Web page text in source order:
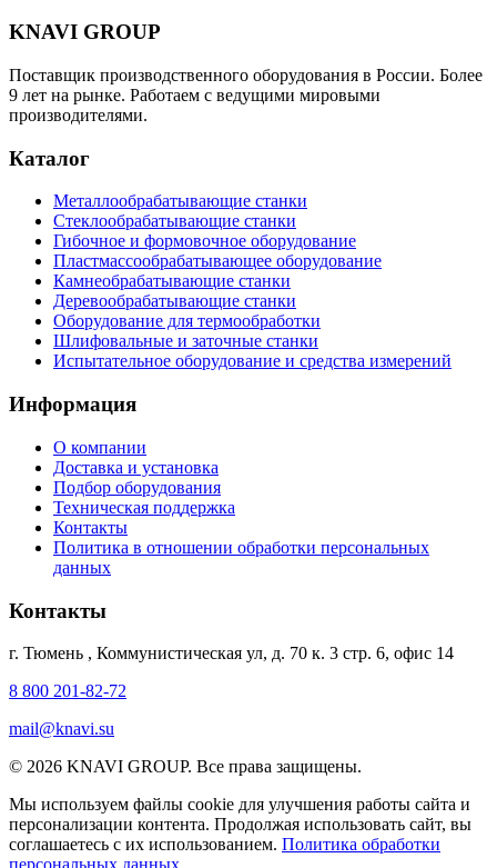
KNAVI GROUP
Поставщик производственного оборудования в России. Более
9 лет на рынке. Работаем с ведущими мировыми
производителями.
Каталог
Металлообрабатывающие станки
Стеклообрабатывающие станки
Гибочное и формовочное оборудование
Пластмассообрабатывающее оборудование
Камнеобрабатывающие станки
Деревообрабатывающие станки
Оборудование для термообработки
Шлифовальные и заточные станки
Испытательное оборудование и средства измерений
Информация
О компании
Доставка и установка
Подбор оборудования
Техническая поддержка
Контакты
Политика в отношении обработки персональных
данных
Контакты
г. Тюмень , Коммунистическая ул, д. 70 к. 3 стр. 6, офис 14
8 800 201-82-72
mail@knavi.su
© 2026 KNAVI GROUP. Все права защищены.
Мы используем файлы cookie для улучшения работы сайта и
персонализации контента. Продолжая использовать сайт, вы
соглашаетесь с их использованием. Политика обработки